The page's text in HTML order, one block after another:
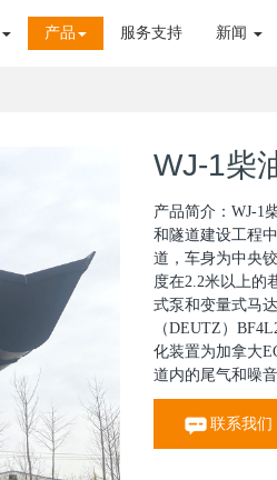
产品 服务支持 新闻
WJ-1柴
产品简介：WJ-1
和隧道建设工程
道，车身为中央
度在2.2米以上的
式泵和变量式马
（DEUTZ）
化装置为加拿大
道内的尾气和噪
联系我们